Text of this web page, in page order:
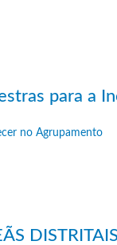
para a
no Agrupamento